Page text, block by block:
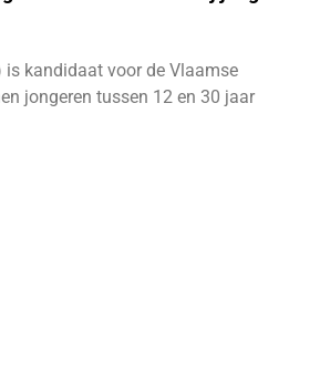
is kandidaat voor de Vlaamse
jongeren tussen 12 en 30 jaar